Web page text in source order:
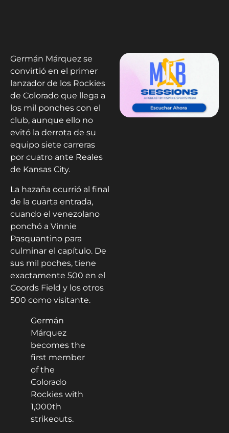
Germán Márquez se
convirtió en el primer
lanzador de los Rockies
de Colorado que llega a
los mil ponches con el
club, aunque ello no
evitó la derrota de su
equipo siete carreras
por cuatro ante Reales
de Kansas City.
La hazaña ocurrió al final
de la cuarta entrada,
cuando el venezolano
ponchó a Vinnie
Pasquantino para
culminar el capítulo. De
sus mil poches, tiene
exactamente 500 en el
Coords Field y los otros
500 como visitante.
Germán
Márquez
becomes the
first member
of the
Colorado
Rockies with
1,000th
strikeouts.